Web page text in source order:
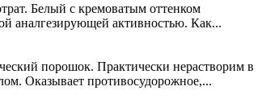
Белый с кремоватым оттенком
аналгезирующей активностью. Как...
порошок. Практически нерастворим в
Оказывает противосудорожное,...